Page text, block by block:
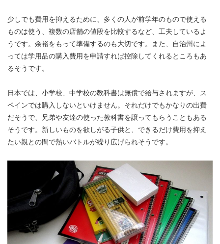
少しでも費用を抑えるために、多くの人が前学年のもので使える
ものは使う、複数の店舗の値段を比較するなど、工夫しているよ
うです。余裕をもって準備するのも大切です。また、自治州によ
っては学用品の購入費用を申請すれば控除してくれるところもあ
るそうです。
日本では、小学校、中学校の教科書は無償で給与されますが、ス
ペインでは購入しないといけません。それだけでもかなりの出費
だそうで、兄弟や友達の使った教科書を譲ってもらうこともある
そうです。新しいものを欲しがる子供と、できるだけ費用を抑え
たい親との間で熱いバトルが繰り広げられそうです。